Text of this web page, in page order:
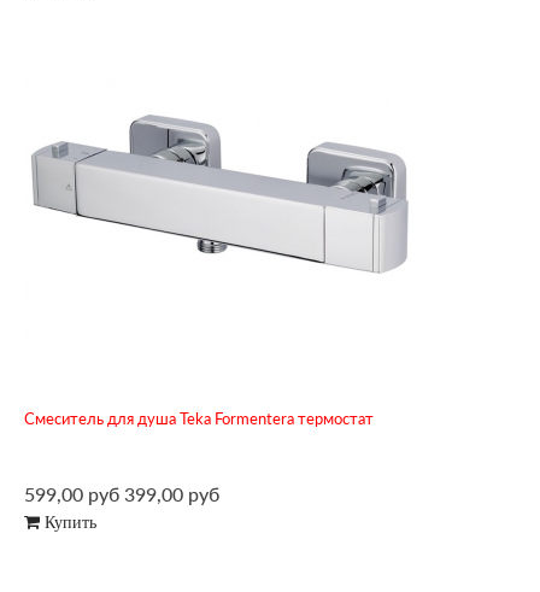
Смеситель для душа Teka Formentera термостат
599,00 руб 399,00 руб
Купить